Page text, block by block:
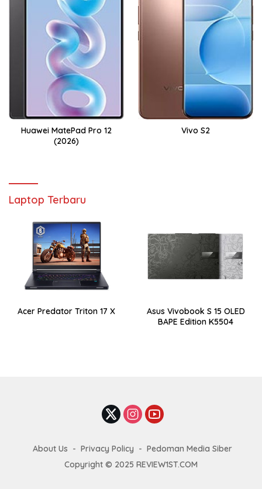
Huawei MatePad Pro 12
(2026)
Vivo S2
Laptop Terbaru
Acer Predator Triton 17 X
Asus Vivobook S 15 OLED
BAPE Edition K5504
About Us Privacy Policy
Pedoman Media Siber
Copyright © 2025 REVIEW1ST.COM